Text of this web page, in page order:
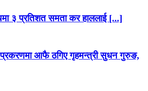
३ प्रतिशत समता कर हाललाई [...]
प्रकरणमा आफै ठगिए गृहमन्त्री सुधन गुरुङ,